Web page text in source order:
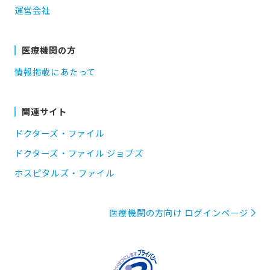
運営会社
医療機関の方
情報掲載にあたって
関連サイト
ドクターズ・ファイル
ドクターズ・ファイル ジョブズ
ホスピタルズ・ファイル
医療機関の方向け ログインページ